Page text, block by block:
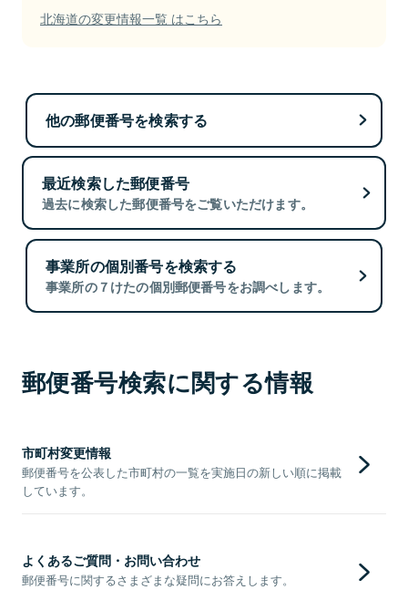
北海道の変更情報一覧 はこちら
他の郵便番号を検索する
最近検索した郵便番号
過去に検索した郵便番号をご覧いただけます。
事業所の個別番号を検索する
事業所の７けたの個別郵便番号をお調べします。
郵便番号検索に関する情報
市町村変更情報
郵便番号を公表した市町村の一覧を実施日の新しい順に掲載
しています。
よくあるご質問・お問い合わせ
郵便番号に関するさまざまな疑問にお答えします。